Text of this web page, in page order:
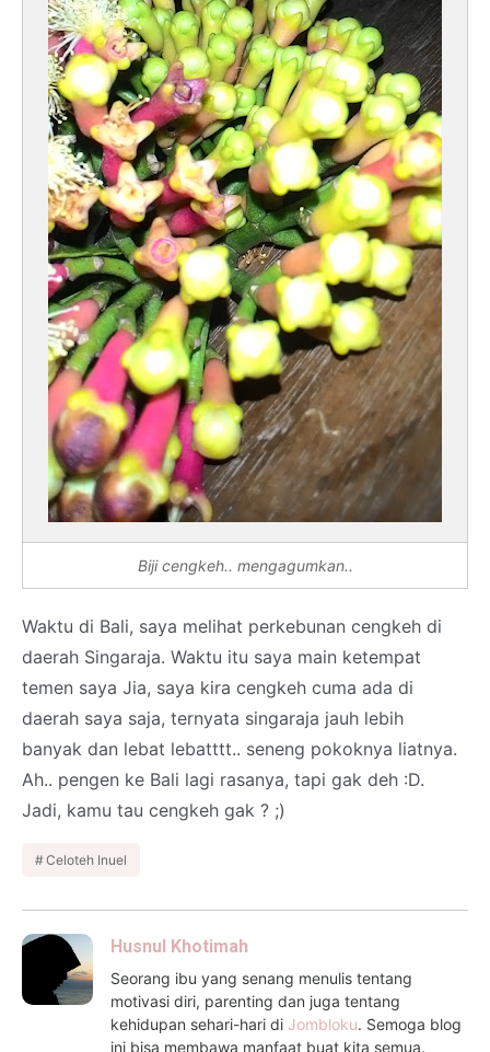
Biji cengkeh.. mengagumkan..
Waktu di Bali, saya melihat perkebunan cengkeh di
daerah Singaraja. Waktu itu saya main ketempat
temen saya Jia, saya kira cengkeh cuma ada di
daerah saya saja, ternyata singaraja jauh lebih
banyak dan lebat lebatttt.. seneng pokoknya liatnya.
Ah.. pengen ke Bali lagi rasanya, tapi gak deh :D.
Jadi, kamu tau cengkeh gak ? ;)
Celoteh Inuel
Husnul Khotimah
Seorang ibu yang senang menulis tentang
motivasi diri, parenting dan juga tentang
kehidupan sehari-hari di Jombloku. Semoga blog
ini bisa membawa manfaat buat kita semua.